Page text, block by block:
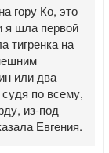
гору Ко, это
я шла первой
тигренка на
или два
по всему,
из-под
Евгения.